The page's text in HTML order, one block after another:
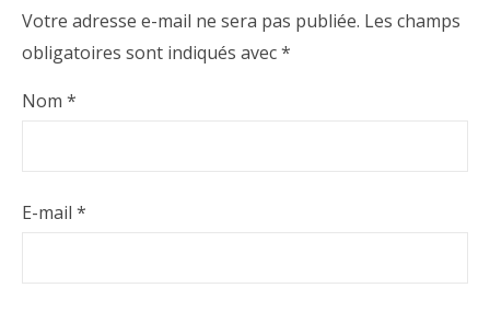
Votre adresse e-mail ne sera pas publiée. Les champs
obligatoires sont indiqués avec*
Nom *
E-mail *